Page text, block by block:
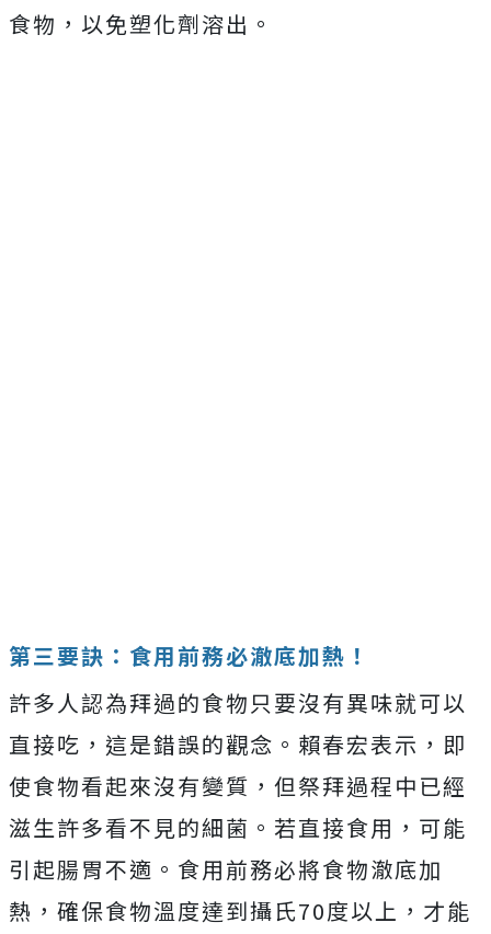
食物，以免塑化劑溶出。
第三要訣：食用前務必澈底加熱！
許多人認為拜過的食物只要沒有異味就可以
直接吃，這是錯誤的觀念。賴春宏表示，即
使食物看起來沒有變質，但祭拜過程中已經
滋生許多看不見的細菌。若直接食用，可能
引起腸胃不適。食用前務必將食物澈底加
熱，確保食物溫度達到攝氏70度以上，才能